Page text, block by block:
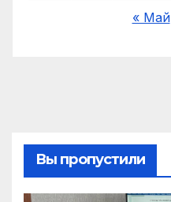
« Май
Вы пропустили